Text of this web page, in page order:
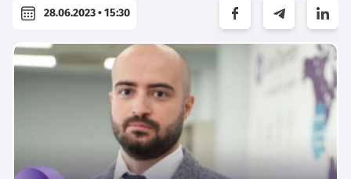
28.06.2023 • 15:30